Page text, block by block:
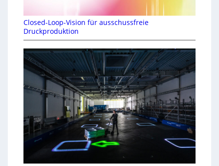
Closed-Loop-Vision für ausschussfreie
Druckproduktion